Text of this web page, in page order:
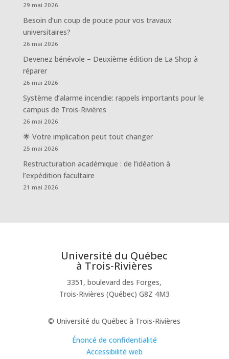
29 mai 2026
Besoin d’un coup de pouce pour vos travaux
universitaires?
26 mai 2026
Devenez bénévole – Deuxième édition de La Shop à
réparer
26 mai 2026
Système d’alarme incendie: rappels importants pour le
campus de Trois-Rivières
26 mai 2026
🌟 Votre implication peut tout changer
25 mai 2026
Restructuration académique : de l’idéation à
l’expédition facultaire
21 mai 2026
Université du Québec
à Trois-Rivières
3351, boulevard des Forges,
Trois-Rivières (Québec) G8Z 4M3
© Université du Québec à Trois-Rivières
Énoncé de confidentialité
Accessibilité web